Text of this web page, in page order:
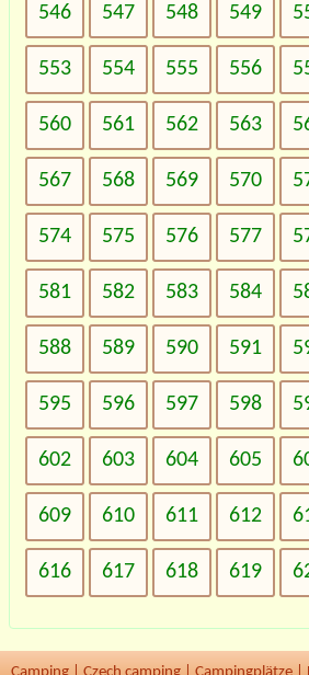
546 547 548 549
553 554 555 556
560 561 562 563
567 568 569 570
574 575 576 577
581 582 583 584
588 589 590 591
595 596 597 598
602 603 604 605
609 610 611 612
616 617 618 619